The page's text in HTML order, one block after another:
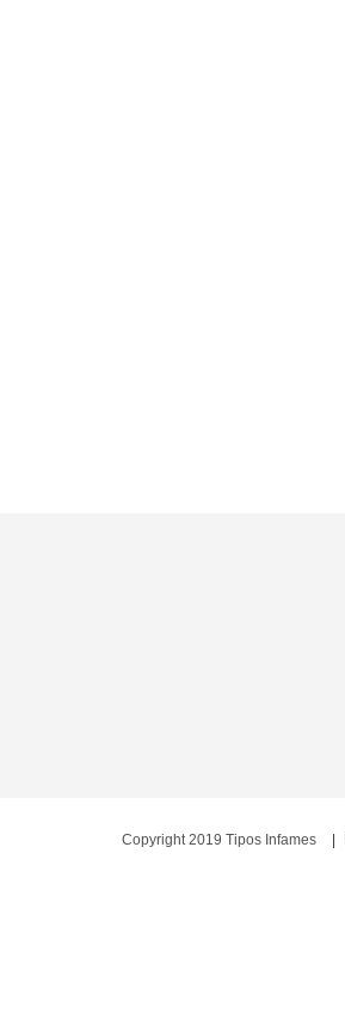
Copyright 2019 Tipos Infames